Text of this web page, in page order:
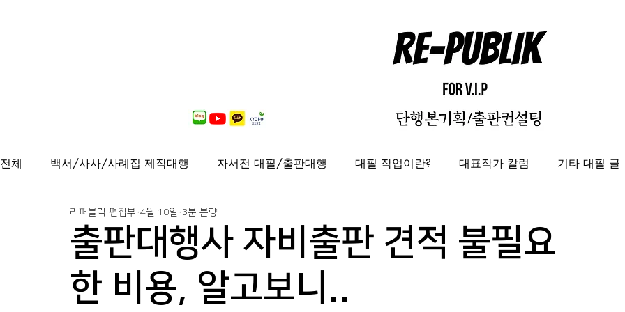
전체 백서/사사/사례집 제작대행 자서전 대필/출판대행 대필 작업이란? 대표작가 칼럼 기타 대필 글
출간도서 안내 연재중 사보/백서 제작대행
가이드북, 샘플북, 자료집 제작 대행 퍼스널브랜딩
출판대행사 자비출판 견적 불필요
한 비용, 알고보니..
리퍼블릭 편집부 4월 10일 3분 분량